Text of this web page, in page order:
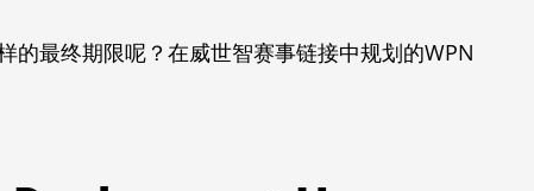
的最终期限呢？在威世智赛事链接中规划的WPN